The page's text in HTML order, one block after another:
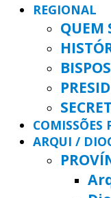
REGIONAL
QUEM
BISPOS
COMISSÕES
ARQUI /